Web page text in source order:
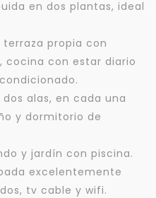
en dos plantas, ideal
propia con
con estar diario
alas, en cada una
y dormitorio de
y jardín con piscina.
excelentemente
tv cable y wifi.